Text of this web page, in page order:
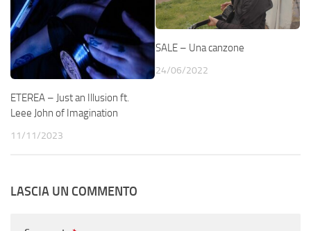
ETEREA – Just an Illusion ft.
Leee John of Imagination
11/11/2023
SALE – Una canzone
24/06/2022
LASCIA UN COMMENTO